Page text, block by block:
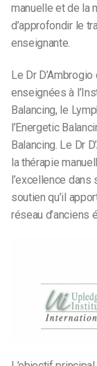
manuelle et de la
d’approfondir le
enseignante.
Le Dr
enseignées à
Balancing, le
l’Energetic
Balancing. Le Dr
la thérapie
l’excellence
soutien qu’il
réseau d’anciens